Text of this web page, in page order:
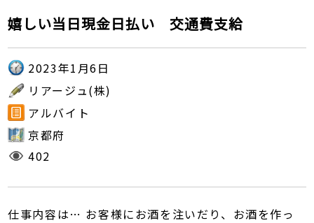
嬉しい当日現金日払い 交通費支給
2023年1月6日
リアージュ(株)
アルバイト
京都府
402
仕事内容は… お客様にお酒を注いだり、お酒を作っ